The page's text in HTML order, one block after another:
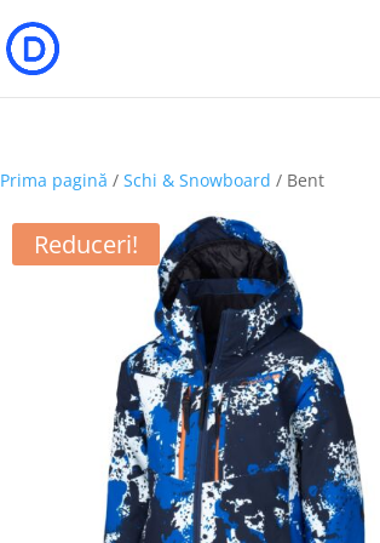
Prima pagină /Schi & Snowboard / Bent
Reduceri!